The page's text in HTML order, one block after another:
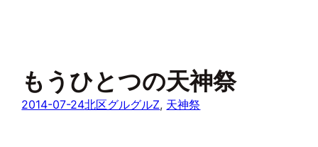
もうひとつの天神祭
2014-07-24北区グルグルZ, 天神祭